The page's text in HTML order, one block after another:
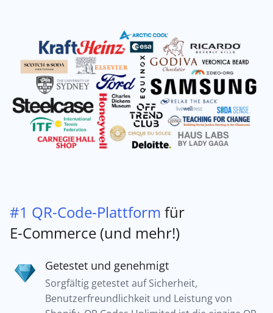
#1 QR-Code-Plattform für
E-Commerce (und mehr!)
Getestet und genehmigt
Sorgfältig getestet auf Sicherheit,
Benutzerfreundlichkeit und Leistung von